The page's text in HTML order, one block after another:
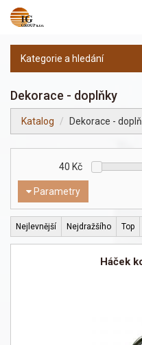
Kategorie a hledání
Dekorace - doplňky
Katalog Dekorace -
Parametry
40 Kč
Nejlevnější Nejdražšího Top
Háček